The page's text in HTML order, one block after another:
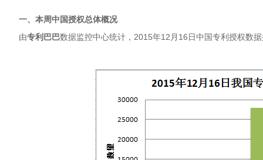
一、本周中国授权总体概况
由专利巴巴数据监控中心统计，2015年12月16日中国专利授权数